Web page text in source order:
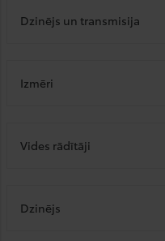
Dzinējs un transmisija
Izmēri
Vides rādītāji
Dzinējs